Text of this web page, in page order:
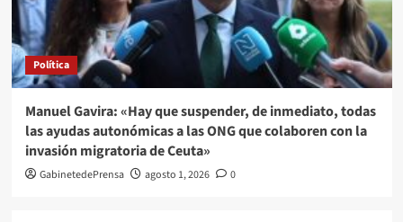
Política
Manuel Gavira: «Hay que suspender, de inmediato, todas
las ayudas autonómicas a las ONG que colaboren con la
invasión migratoria de Ceuta»
GabinetedePrensa agosto 1, 2026 0